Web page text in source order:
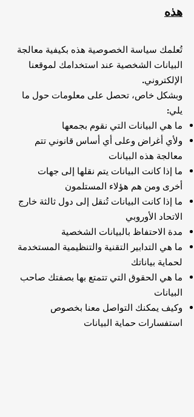
هذه
تُعلمك سياسة الخصوصية هذه بكيفية معالجة
البيانات الشخصية عند استخدامك لموقعنا
الإلكتروني.
وبشكل خاص، تحصل على معلومات حول ما
يلي:
ما هي البيانات التي نقوم بجمعها
ولأي أغراض وعلى أي أساس قانوني تتم
معالجة هذه البيانات
ما إذا كانت البيانات يتم نقلها إلى جهات
أخرى ومن هم هؤلاء المستلمون
ما إذا كانت البيانات تُنقل إلى دول ثالثة خارج
الاتحاد الأوروبي
مدة الاحتفاظ بالبيانات الشخصية
ما هي التدابير التقنية والتنظيمية المستخدمة
لحماية بياناتك
ما هي الحقوق التي تتمتع بها بصفتك صاحب
البيانات
وكيف يمكنك التواصل معنا بخصوص
استفسارات حماية البيانات